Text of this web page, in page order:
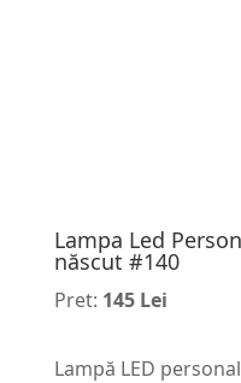
Lampa Led
născut #140
Pret: 145 Lei
Lampă LED